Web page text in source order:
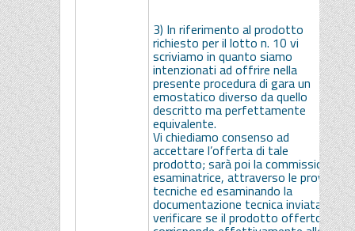
3) In riferimento al prodotto
richiesto per il lotto n. 10 vi
scriviamo in quanto siamo
intenzionati ad offrire nella
presente procedura di gara un
emostatico diverso da quello
descritto ma perfettamente
equivalente.
Vi chiediamo consenso ad
accettare l’offerta di tale
prodotto; sarà poi la commissione
esaminatrice, attraverso le prove
tecniche ed esaminando la
documentazione tecnica inviata, a
verificare se il prodotto offerto